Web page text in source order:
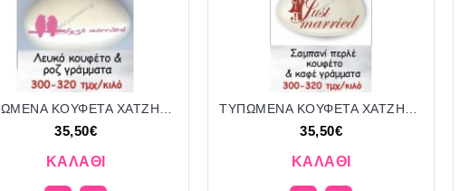
35,50€
ΚΑΛΆΘΙ
35,50€
ΚΑΛΆΘΙ